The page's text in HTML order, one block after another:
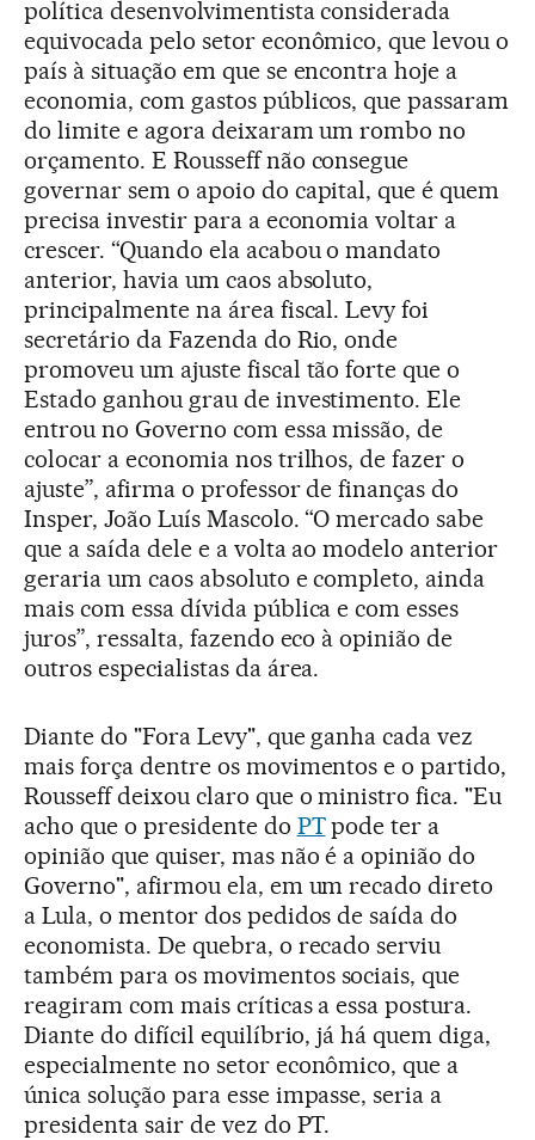
política desenvolvimentista considerada
equivocada pelo setor econômico, que levou o
país à situação em que se encontra hoje a
economia, com gastos públicos, que passaram
do limite e agora deixaram um rombo no
orçamento. E Rousseff não consegue
governar sem o apoio do capital, que é quem
precisa investir para a economia voltar a
crescer. “Quando ela acabou o mandato
anterior, havia um caos absoluto,
principalmente na área fiscal. Levy foi
secretário da Fazenda do Rio, onde
promoveu um ajuste fiscal tão forte que o
Estado ganhou grau de investimento. Ele
entrou no Governo com essa missão, de
colocar a economia nos trilhos, de fazer o
ajuste”, afirma o professor de finanças do
Insper, João Luís Mascolo. “O mercado sabe
que a saída dele e a volta ao modelo anterior
geraria um caos absoluto e completo, ainda
mais com essa dívida pública e com esses
juros”, ressalta, fazendo eco à opinião de
outros especialistas da área.
Diante do "Fora Levy", que ganha cada vez
mais força dentre os movimentos e o partido,
Rousseff deixou claro que o ministro fica. "Eu
acho que o presidente do PTpode ter a
opinião que quiser, mas não é a opinião do
Governo", afirmou ela, em um recado direto
a Lula, o mentor dos pedidos de saída do
economista. De quebra, o recado serviu
também para os movimentos sociais, que
reagiram com mais críticas a essa postura.
Diante do difícil equilíbrio, já há quem diga,
especialmente no setor econômico, que a
única solução para esse impasse, seria a
presidenta sair de vez do PT.